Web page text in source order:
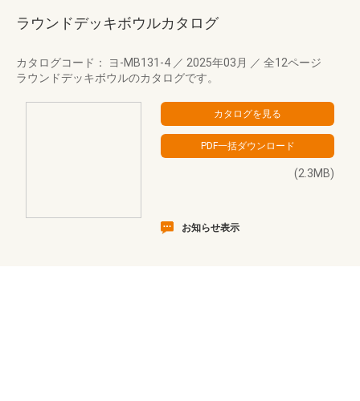
ラウンドデッキボウルカタログ
カタログコード： ヨ-MB131-4 ／ 2025年03月 ／ 全12ページ
ラウンドデッキボウルのカタログです。
(2.3MB)
お知らせ表示